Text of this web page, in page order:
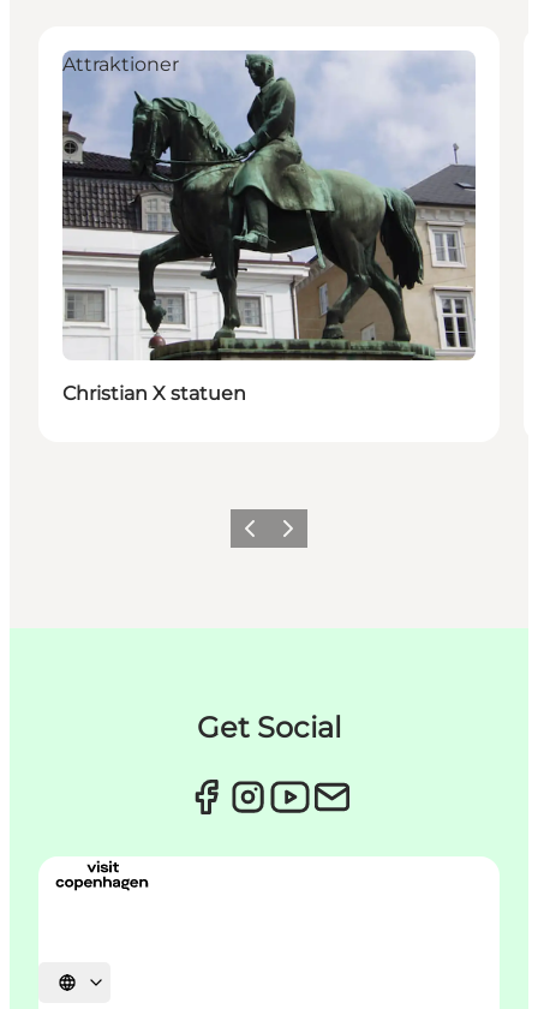
Attraktioner
Christian X statuen
ForrigeNæste
Get Social
Vælg sprog